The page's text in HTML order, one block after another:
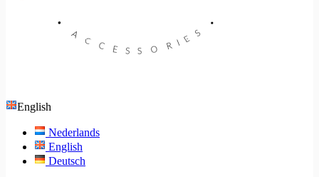
English
Nederlands
English
Deutsch